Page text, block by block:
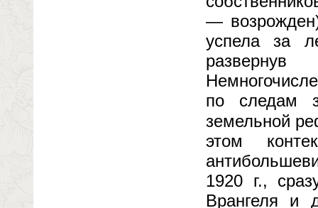
—
успела за
по следам
земельной
этом
1920 г.,
Врангеля и